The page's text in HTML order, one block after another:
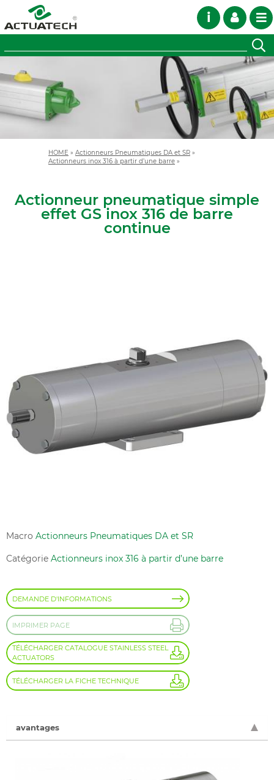
i
HOME » Actionneurs Pneumatiques DA et SR »
Actionneurs inox 316 à partir d’une barre »
Actionneur pneumatique simple
effet GS inox 316 de barre
continue
Macro Actionneurs Pneumatiques DA et SR
Catégorie Actionneurs inox 316 à partir d’une barre
DEMANDE D'INFORMATIONS
IMPRIMER PAGE
TÉLÉCHARGER CATALOGUE STAINLESS STEEL
ACTUATORS
TÉLÉCHARGER LA FICHE TECHNIQUE
avantages